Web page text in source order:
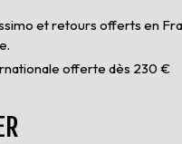
et retours offerts en
offerte dès 230 €